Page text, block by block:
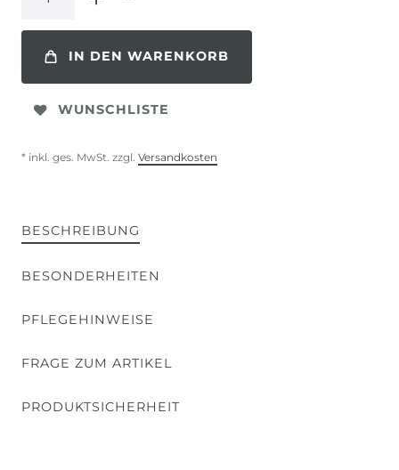
IN DEN WARENKORB
WUNSCHLISTE
* inkl. ges. MwSt. zzgl. Versandkosten
BESCHREIBUNG
BESONDERHEITEN
PFLEGEHINWEISE
FRAGE ZUM ARTIKEL
PRODUKTSICHERHEIT